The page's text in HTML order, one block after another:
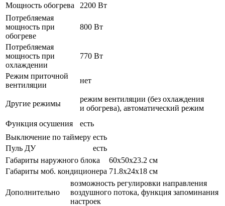
Мощность обогрева
2200 Вт
Потребляемая
мощность при
обогреве
800 Вт
Потребляемая
мощность при
охлаждении
770 Вт
Режим приточной
вентиляции
нет
Другие режимы
режим вентиляции (без охлаждения
и обогрева), автоматический режим
Функция осушения
есть
Выключение по таймеру есть
Пуль ДУ
есть
Габариты наружного блока
60x50x23.2 см
Габариты моб. кондиционера 71.8x24x18 см
Дополнительно
возможность регулировки направления
воздушного потока, функция запоминания
настроек